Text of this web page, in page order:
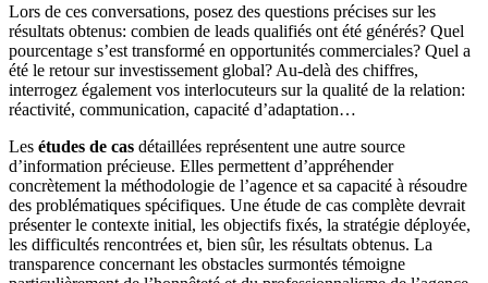
Lors de ces conversations, posez des questions précises sur les
résultats obtenus: combien de leads qualifiés ont été générés? Quel
pourcentage s’est transformé en opportunités commerciales? Quel a
été le retour sur investissement global? Au-delà des chiffres,
interrogez également vos interlocuteurs sur la qualité de la relation:
réactivité, communication, capacité d’adaptation…
Les études de cas détaillées représentent une autre source
d’information précieuse. Elles permettent d’appréhender
concrètement la méthodologie de l’agence et sa capacité à résoudre
des problématiques spécifiques. Une étude de cas complète devrait
présenter le contexte initial, les objectifs fixés, la stratégie déployée,
les difficultés rencontrées et, bien sûr, les résultats obtenus. La
transparence concernant les obstacles surmontés témoigne